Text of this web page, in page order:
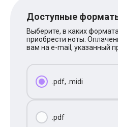
Макс Корж
Алена Швец
Michael Jackson
Modern Talking
BEARWOLF
Юрий Шатунов
Мария Чайковская
Доступные
Выберите, в каких
приобрести ноты.
вам на e-mail, указанный
.pdf, .midi
.pdf